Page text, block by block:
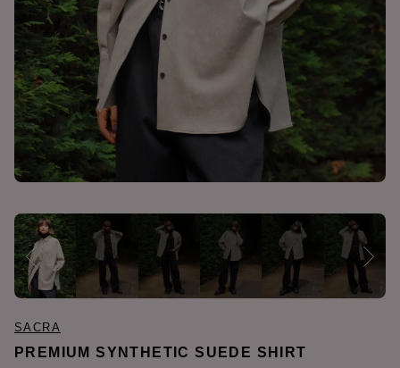
SACRA
PREMIUM SYNTHETIC SUEDE SHIRT